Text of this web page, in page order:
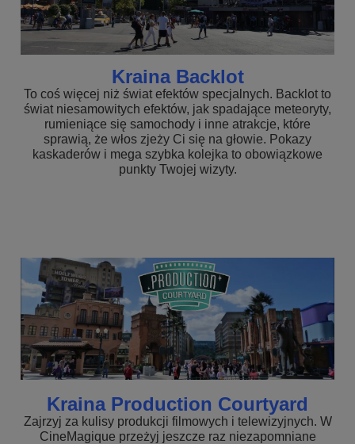
Kraina Backlot
To coś więcej niż świat efektów specjalnych. Backlot to
świat niesamowitych efektów, jak spadające meteoryty,
rumieniące się samochody i inne atrakcje, które
sprawią, że włos zjeży Ci się na głowie. Pokazy
kaskaderów i mega szybka kolejka to obowiązkowe
punkty Twojej wizyty.
Kraina Production Courtyard
Zajrzyj za kulisy produkcji filmowych i telewizyjnych. W
CineMagique przeżyj jeszcze raz niezapomniane